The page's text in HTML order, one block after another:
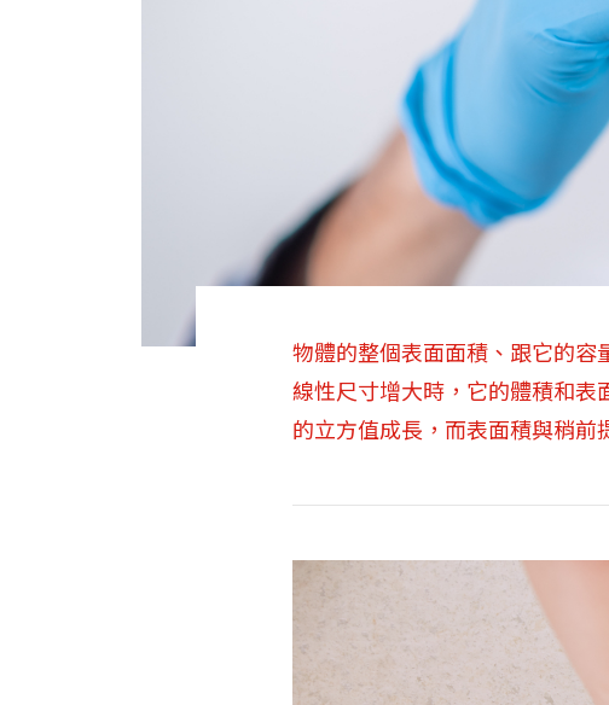
物體的整個表面面積、跟它的容
線性尺寸增大時，它的體積和表
的立方值成長，而表面積與稍前